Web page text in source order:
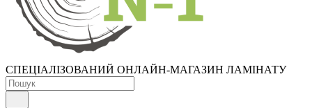
СПЕЦІАЛІЗОВАНИЙ ОНЛАЙН-МАГАЗИН ЛАМІНАТУ